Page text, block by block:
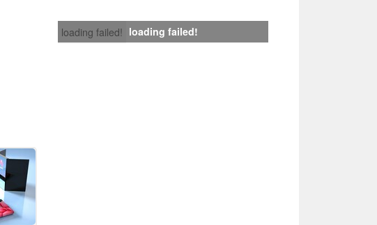
loading failed! loading failed!